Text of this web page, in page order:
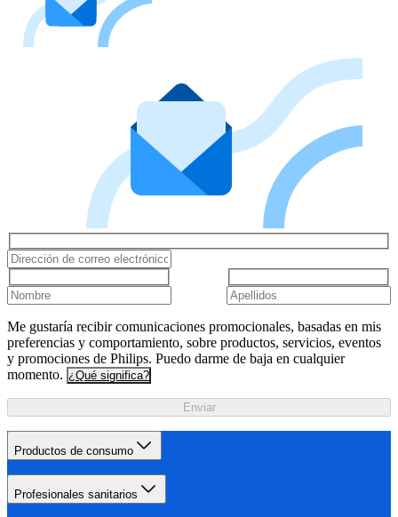
Me gustaría recibir comunicaciones promocionales, basadas en mis
preferencias y comportamiento, sobre productos, servicios, eventos
y promociones de Philips. Puedo darme de baja en cualquier
momento. ¿Qué significa?
Enviar
Productos de consumo
Profesionales sanitarios